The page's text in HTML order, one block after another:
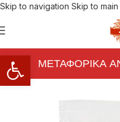
Skip to navigation Skip to
ΜΕΤΑΦΟΡΙΚΑ
Ανοίξτε τη γραμμή εργαλείων